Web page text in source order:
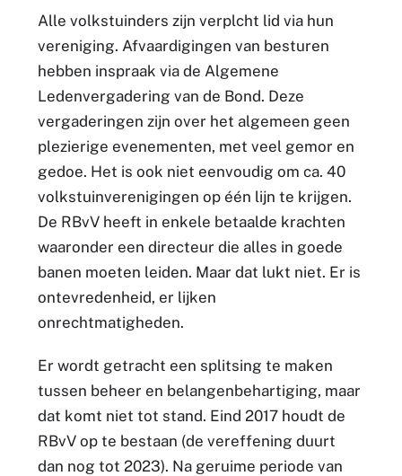
Alle volkstuinders zijn verplcht lid via hun
vereniging. Afvaardigingen van besturen
hebben inspraak via de Algemene
Ledenvergadering van de Bond. Deze
vergaderingen zijn over het algemeen geen
plezierige evenementen, met veel gemor en
gedoe. Het is ook niet eenvoudig om ca. 40
volkstuinverenigingen op één lijn te krijgen.
De RBvV heeft in enkele betaalde krachten
waaronder een directeur die alles in goede
banen moeten leiden. Maar dat lukt niet. Er is
ontevredenheid, er lijken
onrechtmatigheden.
Er wordt getracht een splitsing te maken
tussen beheer en belangenbehartiging, maar
dat komt niet tot stand. Eind 2017 houdt de
RBvV op te bestaan (de vereffening duurt
dan nog tot 2023). Na geruime periode van